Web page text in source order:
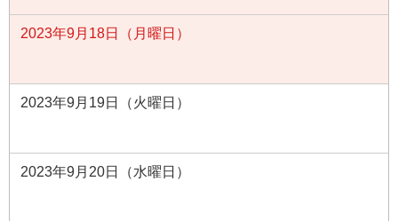
2023年9月18日（月曜日）
2023年9月19日（火曜日）
2023年9月20日（水曜日）